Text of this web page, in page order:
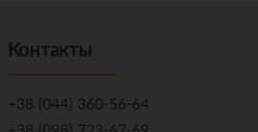
Контакты
+38 (044) 360-56-64